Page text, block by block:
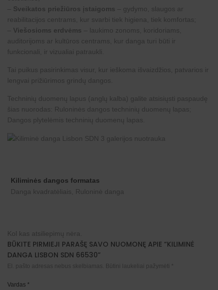
– Sveikatos priežiūros įstaigoms – gydymo, slaugos ar
reabilitacijos centrams, kur svarbi tiek higiena, tiek komfortas;
– Viešosioms erdvėms – laukimo zonoms, koridoriams,
auditorijoms ar kultūros centrams, kur danga turi būti ir
funkcionali, ir vizualiai patraukli.
Tai puikus pasirinkimas visur, kur ieškoma išvaizdžios, patvarios ir
lengvai prižiūrimos grindų dangos.
Techninių duomenų lapus (anglų kalba) galite atsisiųsti paspaudę
šias nuorodas:
Ruloninės dangos techninių duomenų lapas
Dangos plytelėmis techninių duomenų lapas
Kiliminės dangos formatas
Danga kvadratėliais, Ruloninė danga
Kol kas atsiliepimų nėra.
BŪKITE PIRMIEJI PARAŠĘ SAVO NUOMONĘ APIE “KILIMINĖ
DANGA LISBON SDN 66530”
El. pašto adresas nebus skelbiamas. Būtini laukeliai pažymėti
Vardas *